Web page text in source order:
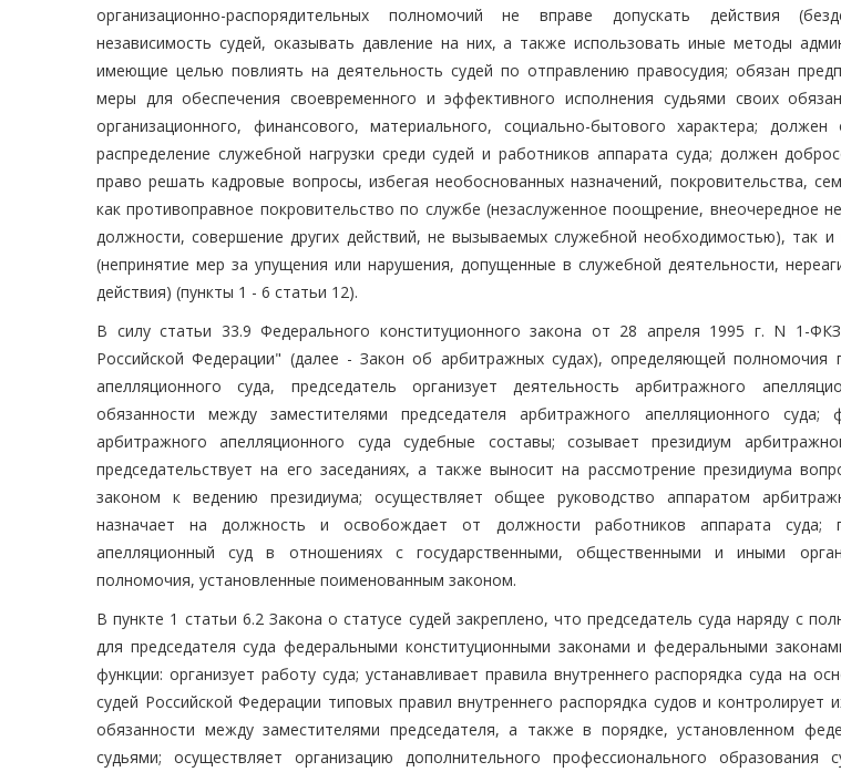
организационно-распорядительных полномочий не вправе допускать действия
независимость судей, оказывать давление на них, а также использовать иные методы
имеющие целью повлиять на деятельность судей по отправлению правосудия; обязан
меры для обеспечения своевременного и эффективного исполнения судьями своих
организационного, финансового, материального, социально-бытового характера; должен
распределение служебной нагрузки среди судей и работников аппарата суда; должен
право решать кадровые вопросы, избегая необоснованных назначений, покровительства,
как противоправное покровительство по службе (незаслуженное поощрение, внеочередное
должности, совершение других действий, не вызываемых служебной необходимостью), так и
(непринятие мер за упущения или нарушения, допущенные в служебной деятельности,
действия) (пункты 1 - 6 статьи 12).
В силу статьи 33.9 Федерального конституционного закона от 28 апреля 1995 г. N 1-
Российской Федерации" (далее - Закон об арбитражных судах), определяющей полномочия
апелляционного суда, председатель организует деятельность арбитражного
обязанности между заместителями председателя арбитражного апелляционного суда;
арбитражного апелляционного суда судебные составы; созывает президиум
председательствует на его заседаниях, а также выносит на рассмотрение президиума
законом к ведению президиума; осуществляет общее руководство аппаратом
назначает на должность и освобождает от должности работников аппарата суда;
апелляционный суд в отношениях с государственными, общественными и иными
полномочия, установленные поименованным законом.
В пункте 1 статьи 6.2 Закона о статусе судей закреплено, что председатель суда наряду с
для председателя суда федеральными конституционными законами и федеральными
функции: организует работу суда; устанавливает правила внутреннего распорядка суда на
судей Российской Федерации типовых правил внутреннего распорядка судов и контролирует
обязанности между заместителями председателя, а также в порядке, установленном
судьями; осуществляет организацию дополнительного профессионального образования